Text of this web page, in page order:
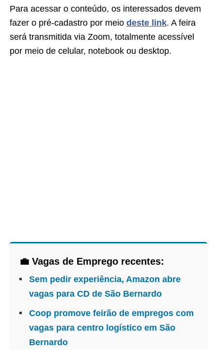
Para acessar o conteúdo, os interessados devem
fazer o pré-cadastro por meio deste link. A feira
será transmitida via Zoom, totalmente acessível
por meio de celular, notebook ou desktop.
💼 Vagas de Emprego recentes:
Sem pedir experiência, Amazon abre
vagas para CD de São Bernardo
Coop promove feirão de empregos com
vagas para centro logístico em São
Bernardo